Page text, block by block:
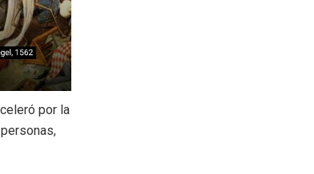
por la